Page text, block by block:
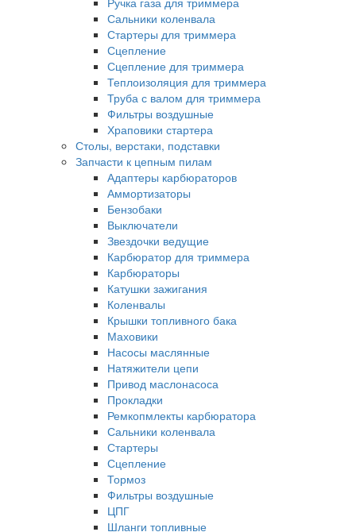
Сальники коленвала
Стартеры для триммера
Сцепление
Сцепление для триммера
Теплоизоляция для триммера
Труба с валом для триммера
Фильтры воздушные
Храповики стартера
Столы, верстаки, подставки
Запчасти к цепным пилам
Адаптеры карбюраторов
Аммортизаторы
Бензобаки
Выключатели
Звездочки ведущие
Карбюратор для триммера
Карбюраторы
Катушки зажигания
Коленвалы
Крышки топливного бака
Маховики
Насосы маслянные
Натяжители цепи
Привод маслонасоса
Прокладки
Ремкопмлекты карбюратора
Сальники коленвала
Стартеры
Сцепление
Тормоз
Фильтры воздушные
ЦПГ
Шланги топливные